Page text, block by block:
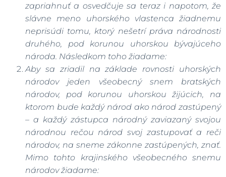
zapriahnuť a osvedčuje sa teraz i napotom, že
slávne meno uhorského vlastenca žiadnemu
neprisúdi tomu, ktorý nešetrí práva národnosti
druhého, pod korunou uhorskou bývajúceho
národa. Následkom toho žiadame:
Aby sa zriadil na základe rovnosti uhorských
národov jeden všeobecný snem bratských
národov, pod korunou uhorskou žijúcich, na
ktorom bude každý národ ako národ zastúpený
– a každý zástupca národný zaviazaný svojou
národnou rečou národ svoj zastupovať a reči
národov, na sneme zákonne zastúpených, znať.
Mimo tohto krajinského všeobecného snemu
národov žiadame: